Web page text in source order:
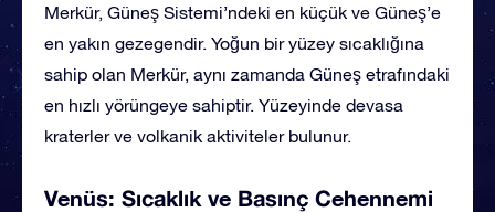
Merkür, Güneş Sistemi’ndeki en küçük ve Güneş’e
en yakın gezegendir. Yoğun bir yüzey sıcaklığına
sahip olan Merkür, aynı zamanda Güneş etrafındaki
en hızlı yörüngeye sahiptir. Yüzeyinde devasa
kraterler ve volkanik aktiviteler bulunur.
Venüs: Sıcaklık ve Basınç Cehennemi